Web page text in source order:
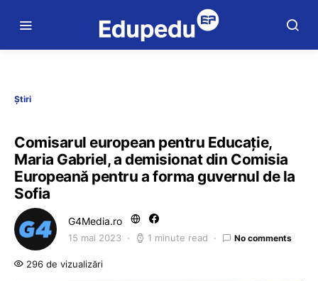
Știri
Comisarul european pentru Educație,
Maria Gabriel, a demisionat din Comisia
Europeană pentru a forma guvernul de la
Sofia
G4Media.ro
15 mai 2023 1 minute read No comments
296 de vizualizări